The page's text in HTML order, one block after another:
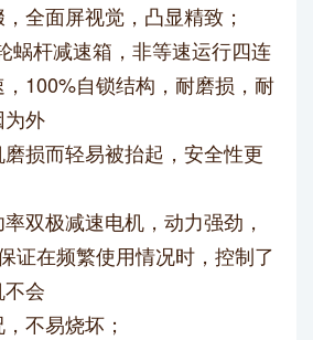
全面屏视觉，凸显精致；
蜗杆减速箱，非等速运行四连
100%自锁结构，耐磨损，耐
外
损而轻易被抬起，安全性更
双极减速电机，动力强劲，
证在频繁使用情况时，控制了
会
不易烧坏；